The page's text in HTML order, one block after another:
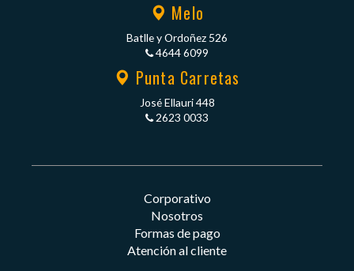
Melo
Batlle y Ordoñez 526
4644 6099
Punta Carretas
José Ellauri 448
2623 0033
Corporativo
Nosotros
Formas de pago
Atención al cliente